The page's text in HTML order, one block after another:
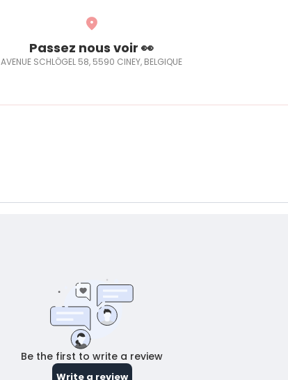
Passez nous voir 👀
AVENUE SCHLÖGEL 58, 5590 CINEY, BELGIQUE